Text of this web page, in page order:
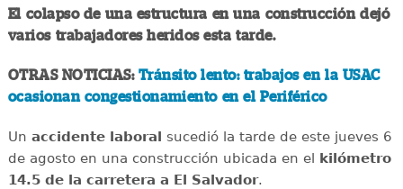
El colapso de una estructura en una construcción dejó
varios trabajadores heridos esta tarde.
OTRAS NOTICIAS:Tránsito lento: trabajos en la USAC
ocasionan congestionamiento en el Periférico
Un accidente laboral sucedió la tarde de este jueves 6
de agosto en una construcción ubicada en el kilómetro
14.5 de la carretera a El Salvador.